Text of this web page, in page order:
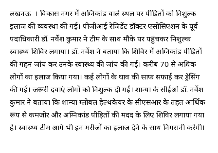
लखनऊ । विकास नगर में अग्निकांड वाले स्थल पर पीड़ितों को निशुल्क
इलाज की व्यवस्था की गई। पीजीआई रेजिडेंट डॉक्टर एसोसिएशन के पूर्व
पदाधिकारी डॉ. नर्वेश कुमार ने टीम के साथ मौके पर पहुंचकर निशुल्क
स्वास्थ्य शिविर लगाया। डॉ. नर्वेश ने बताया कि शिविर में अग्निकांड पीड़ितों
की गहन जांच कर उनके स्वास्थ्य की जांच की गई। करीब 70 से अधिक
लोगों का इलाज किया गया। कई लोगों के घाव की साफ सफाई कर ड्रेसिंग
की गई। जरूरी दवाएं लोगों को निशुल्क दी गईं। शान्या के सीईओ डॉ. नर्वेश
कुमार ने बताया कि शान्या ग्लोबल हेल्थकेयर के सीएसआर के तहत आर्थिक
रूप से कमजोर और अग्निकांड पीड़ितों की मदद के लिए शिविर लगाया गया
है। स्वास्थ्य टीम आगे भी इन मरीजों का इलाज देने के साथ निगरानी करेगी।